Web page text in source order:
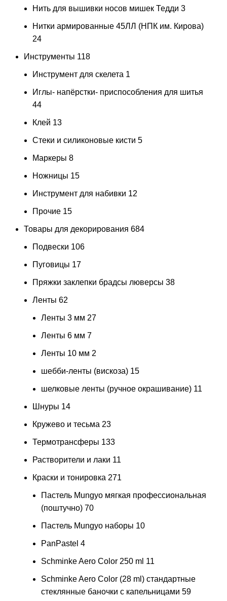
Нить для вышивки носов мишек Тедди 3
Нитки армированные 45ЛЛ (НПК им. Кирова)
24
Инструменты 118
Инструмент для скелета 1
Иглы- напёрстки- приспособления для шитья
44
Клей 13
Стеки и силиконовые кисти 5
Маркеры 8
Ножницы 15
Инструмент для набивки 12
Прочие 15
Товары для декорирования 684
Подвески 106
Пуговицы 17
Пряжки заклепки брадсы люверсы 38
Ленты 62
Ленты 3 мм 27
Ленты 6 мм 7
Ленты 10 мм 2
шебби-ленты (вискоза) 15
шелковые ленты (ручное окрашивание) 11
Шнуры 14
Кружево и тесьма 23
Термотрансферы 133
Растворители и лаки 11
Краски и тонировка 271
Пастель Mungyo мягкая профессиональная
(поштучно) 70
Пастель Mungyo наборы 10
PanPastel 4
Schminke Aero Color 250 ml 11
Schminke Aero Color (28 ml) стандартные
стеклянные баночки с капельницами 59